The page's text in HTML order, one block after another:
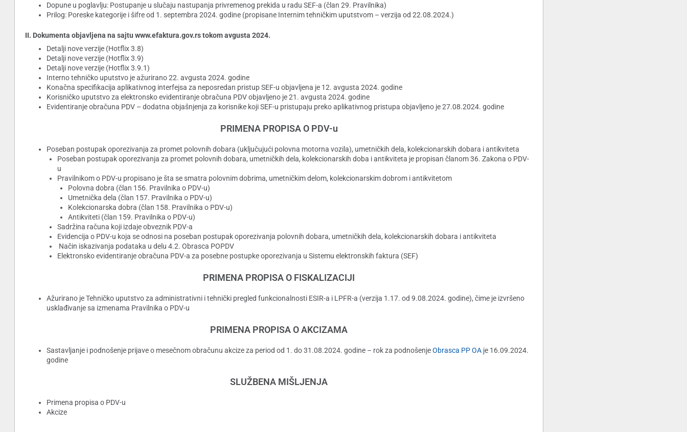
Dopune u poglavlju: Postupanje u slučaju nastupanja privremenog prekida u radu SEF-a (član 29. Pravilnika)
Prilog: Poreske kategorije i šifre od 1. septembra 2024. godine (propisane Internim tehničkim uputstvom – verzija od 22.08.2024.)
II. Dokumenta objavljena na sajtu www.efaktura.gov.rs tokom avgusta 2024.
Detalji nove verzije (Hotflix 3.8)
Detalji nove verzije (Hotflix 3.9)
Detalji nove verzije (Hotflix 3.9.1)
Interno tehničko uputstvo je ažurirano 22. avgusta 2024. godine
Konačna specifikacija aplikativnog interfejsa za neposredan pristup SEF-u objavljena je 12. avgusta 2024. godine
Korisničko uputstvo za elektronsko evidentiranje obračuna PDV objavljeno je 21. avgusta 2024. godine
Evidentiranje obračuna PDV – dodatna objašnjenja za korisnike koji SEF-u pristupaju preko aplikativnog pristupa objavljeno je 27.08.2024. godine
PRIMENA PROPISA O PDV-u
Poseban postupak oporezivanja za promet polovnih dobara (uključujući polovna motorna vozila), umetničkih dela, kolekcionarskih dobara i antikviteta
Poseban postupak oporezivanja za promet polovnih dobara, umetničkih dela, kolekcionarskih doba i antikviteta je propisan članom 36. Zakona o PDV-
u
Pravilnikom o PDV-u propisano je šta se smatra polovnim dobrima, umetničkim delom, kolekcionarskim dobrom i antikvitetom
Polovna dobra (član 156. Pravilnika o PDV-u)
Umetnička dela (član 157. Pravilnika o PDV-u)
Kolekcionarska dobra (član 158. Pravilnika o PDV-u)
Antikviteti (član 159. Pravilnika o PDV-u)
Sadržina računa koji izdaje obveznik PDV-a
Evidencija o PDV-u koja se odnosi na poseban postupak oporezivanja polovnih dobara, umetničkih dela, kolekcionarskih dobara i antikviteta
Način iskazivanja podataka u delu 4.2. Obrasca POPDV
Elektronsko evidentiranje obračuna PDV-a za posebne postupke oporezivanja u Sistemu elektronskih faktura (SEF)
PRIMENA PROPISA O FISKALIZACIJI
Ažurirano je Tehničko uputstvo za administrativni i tehnički pregled funkcionalnosti ESIR-a i LPFR-a (verzija 1.17. od 9.08.2024. godine), čime je izvršeno
usklađivanje sa izmenama Pravilnika o PDV-u
PRIMENA PROPISA O AKCIZAMA
Sastavljanje i podnošenje prijave o mesečnom obračunu akcize za period od 1. do 31.08.2024. godine – rok za podnošenjeObrasca PP OA je 16.09.2024.
godine
SLUŽBENA MIŠLJENJA
Primena propisa o PDV-u
Akcize